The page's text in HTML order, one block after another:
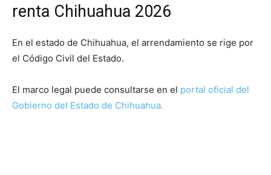
renta Chihuahua 2026
En el estado de Chihuahua, el arrendamiento se rige por
el Código Civil del Estado.
El marco legal puede consultarse en el portal oficial del
Gobierno del Estado de Chihuahua.